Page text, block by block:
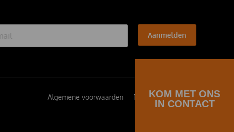
Aanmelden
Algemene voorwaarden Privacybeleid
KOM MET ONS
IN CONTACT